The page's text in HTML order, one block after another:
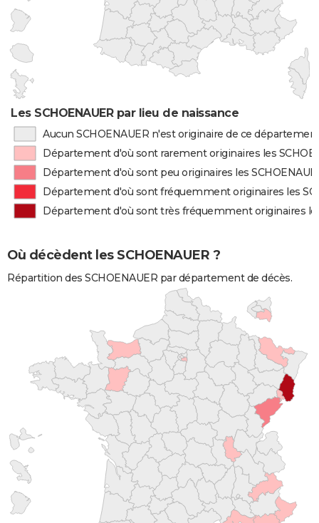
Les SCHOENAUER par lieu de naissance
Aucun SCHOENAUER n'est originaire de ce
Département d'où sont rarement originaires les
Département d'où sont peu originaires les
Département d'où sont fréquemment originaires les
Département d'où sont très fréquemment originaires
Où décèdent les SCHOENAUER ?
Répartition des SCHOENAUER par département de décès.